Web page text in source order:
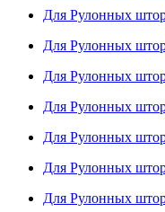
Для Рулонных
Для Рулонных
Для Рулонных
Для Рулонных
Для Рулонных
Для Рулонных
Для Рулонных